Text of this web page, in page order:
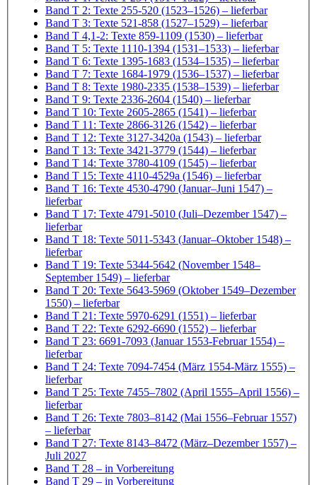
Band T 2: Texte 255-520 (1523–1526) – lieferbar
Band T 3: Texte 521-858 (1527–1529) – lieferbar
Band T 4,1-2: Texte 859-1109 (1530) – lieferbar
Band T 5: Texte 1110-1394 (1531–1533) – lieferbar
Band T 6: Texte 1395-1683 (1534–1535) – lieferbar
Band T 7: Texte 1684-1979 (1536–1537) – lieferbar
Band T 8: Texte 1980-2335 (1538–1539) – lieferbar
Band T 9: Texte 2336-2604 (1540) – lieferbar
Band T 10: Texte 2605-2865 (1541) – lieferbar
Band T 11: Texte 2866-3126 (1542) – lieferbar
Band T 12: Texte 3127-3420a (1543) – lieferbar
Band T 13: Texte 3421-3779 (1544) – lieferbar
Band T 14: Texte 3780-4109 (1545) – lieferbar
Band T 15: Texte 4110-4529a (1546) – lieferbar
Band T 16: Texte 4530-4790 (Januar–Juni 1547) –
lieferbar
Band T 17: Texte 4791-5010 (Juli–Dezember 1547) –
lieferbar
Band T 18: Texte 5011-5343 (Januar–Oktober 1548) –
lieferbar
Band T 19: Texte 5344-5642 (November 1548–
September 1549) – lieferbar
Band T 20: Texte 5643-5969 (Oktober 1549–Dezember
1550) – lieferbar
Band T 21: Texte 5970-6291 (1551) – lieferbar
Band T 22: Texte 6292-6690 (1552) – lieferbar
Band T 23: 6691-7093 (Januar 1553-Februar 1554) –
lieferbar
Band T 24: Texte 7094-7454 (März 1554-März 1555) –
lieferbar
Band T 25: Texte 7455–7802 (April 1555–April 1556) –
lieferbar
Band T 26: Texte 7803–8142 (Mai 1556–Februar 1557)
– lieferbar
Band T 27: Texte 8143–8472 (März–Dezember 1557) –
Juli 2027
Band T 28 – in Vorbereitung
Band T 29 – in Vorbereitung